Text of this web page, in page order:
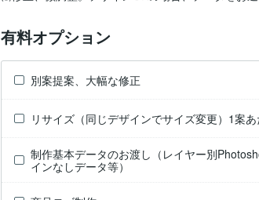
有料オプション
別案提案、大幅な修正
リサイズ（同じデザインでサイズ変更）1案あ
制作基本データのお渡し（レイヤー別
インなしデータ等）